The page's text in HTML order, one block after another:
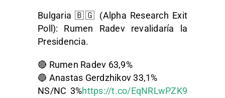
Bulgaria 🇧🇬 (Alpha Research Exit
Poll): Rumen Radev revalidaría la
Presidencia.
🔴 Rumen Radev 63,9%
🔵 Anastas Gerdzhikov 33,1%
NS/NC 3%https://t.co/EqNRLwPZK9